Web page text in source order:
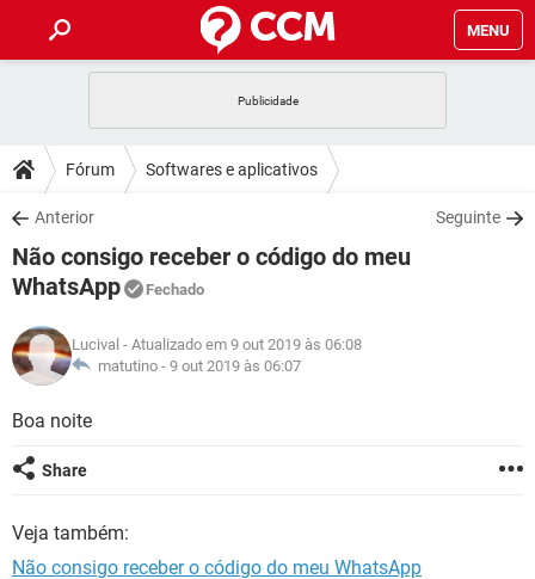
MENU
CELULAR FACEBOOK
OUTLOOK
INSTAGRAM GMAIL
GUIA DE COMPRAS
DICAS
JOGOS WHATSAPP
OUTLOOK
GUIA DE COMPRAS
DOWNLOADS
JOGOS WHATSAPP
CELULAR
OUTLOOK EXCEL
INSTAGRAM
GUIA DE COMPRAS
FÓRUM
CELULAR FACEBOOK
GUIA DE COMPRAS
GLOSSÁRIO
JOGOS
CELULAR
OUTLOOK
GUIA DE COMPRAS
Fórum Softwares e aplicativos
Anterior Seguinte
Não consigo receber o código do meu
WhatsApp
Fechado
Lucival - Atualizado em 9 out 2019 às 06:08
matutino - 9 out 2019 às 06:07
Boa noite
Share
Veja também:
Não consigo receber o código do meu WhatsApp